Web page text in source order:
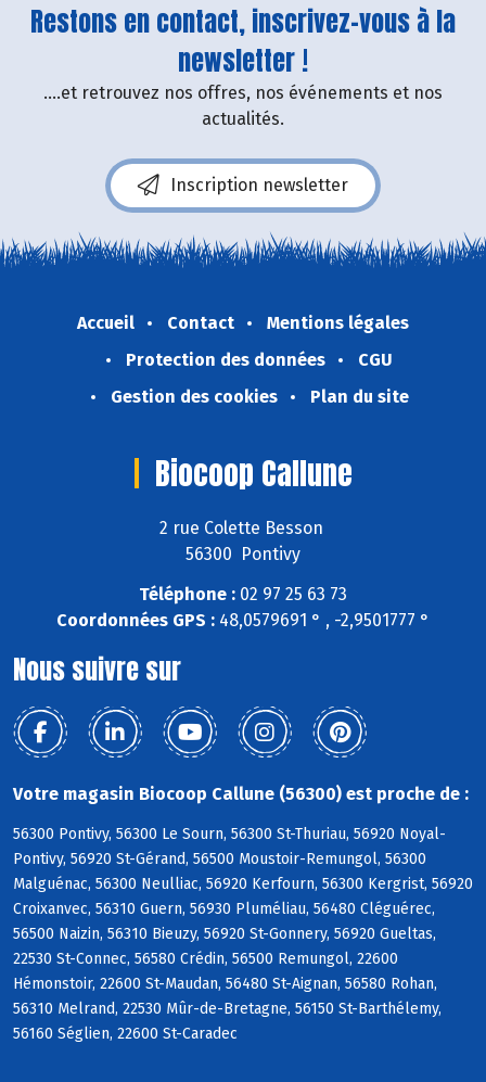
Restons en contact, inscrivez-vous à la
newsletter !
....et retrouvez nos offres, nos événements et nos
actualités.
Inscription newsletter
Accueil Contact
Mentions légales
Protection des données
CGU
Gestion des cookies
Plan du site
Biocoop Callune
2 rue Colette Besson
56300 Pontivy
Téléphone : 02 97 25 63 73
Coordonnées GPS : 48,0579691 ° , -2,9501777 °
Nous suivre sur
Votre magasin Biocoop Callune (56300) est proche de :
56300 Pontivy, 56300 Le Sourn, 56300 St-Thuriau, 56920 Noyal-
Pontivy, 56920 St-Gérand, 56500 Moustoir-Remungol, 56300
Malguénac, 56300 Neulliac, 56920 Kerfourn, 56300 Kergrist, 56920
Croixanvec, 56310 Guern, 56930 Pluméliau, 56480 Cléguérec,
56500 Naizin, 56310 Bieuzy, 56920 St-Gonnery, 56920 Gueltas,
22530 St-Connec, 56580 Crédin, 56500 Remungol, 22600
Hémonstoir, 22600 St-Maudan, 56480 St-Aignan, 56580 Rohan,
56310 Melrand, 22530 Mûr-de-Bretagne, 56150 St-Barthélemy,
56160 Séglien, 22600 St-Caradec